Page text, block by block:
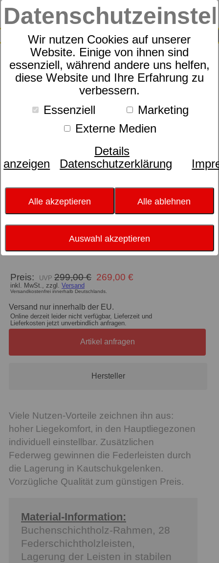
Wir nutzen Cookies auf unserer
Website. Einige von ihnen sind
essenziell, während andere uns helfen,
diese Website und Ihre Erfahrung zu
verbessern.
Essenziell
Marketing
Externe Medien
Details
anzeigen
Datenschutzerklärung
Alle akzeptieren Alle ablehnen
Auswahl akzeptieren
SUCHE
0
Sympathica Comfort N
Preis: 299,00 € 269,00 €
inkl. MwSt., zzgl. Versand
Versandkostenfrei innerhalb Deutschlands.
Versand nur innerhalb der EU.
Online derzeit leider nicht verfügbar, Lieferzeit und
Lieferkosten jetzt unverbindlich anfragen.
Artikel anfragen
Hersteller
Viele Nutzen-Vorteile zeichnen ihn aus:
hoher Liegekomfort, in den Hauptliegezonen
individuell einstellbar. Zusätzlichen
Federweg gewinnen die Federleisten durch
die Lagerung in Kautschukgelenken.
Vorzügliche Qualität zum günstigen Preis.
Material-Information:
Buchenschichtholz-Rahmen, 28
Federschichtholzleisten,
Lagerung der Leisten in stabilen